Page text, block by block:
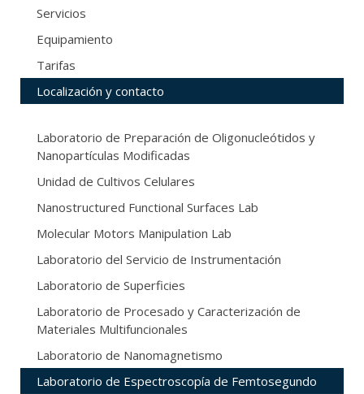
Servicios
Equipamiento
Tarifas
Localización y contacto
Laboratorio de Preparación de Oligonucleótidos y
Nanopartículas Modificadas
Unidad de Cultivos Celulares
Nanostructured Functional Surfaces Lab
Molecular Motors Manipulation Lab
Laboratorio del Servicio de Instrumentación
Laboratorio de Superficies
Laboratorio de Procesado y Caracterización de
Materiales Multifuncionales
Laboratorio de Nanomagnetismo
Laboratorio de Espectroscopía de Femtosegundo